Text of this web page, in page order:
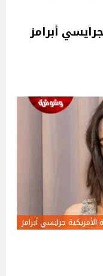
أبرامز
الأمريكية جرايسي أبرامز